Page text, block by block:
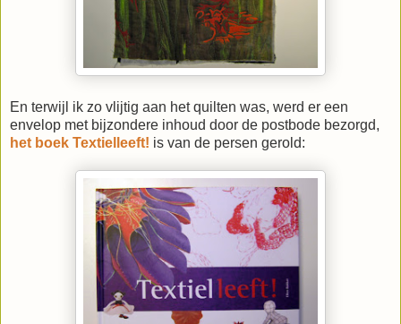
En terwijl ik zo vlijtig aan het quilten was, werd er een
envelop met bijzondere inhoud door de postbode bezorgd,
het boek Textielleeft! is van de persen gerold: